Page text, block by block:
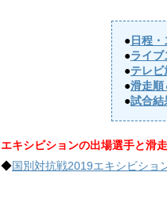
●日程
●ライブ
●テレビ
●滑走順
●試合結
エキシビションの出場選手と滑
◆国別対抗戦2019エキシビショ